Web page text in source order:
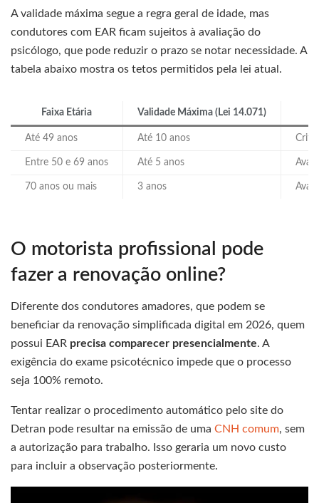
A validade máxima segue a regra geral de idade, mas
condutores com EAR ficam sujeitos à avaliação do
psicólogo, que pode reduzir o prazo se notar necessidade. A
tabela abaixo mostra os tetos permitidos pela lei atual.
Faixa Etária Validade Máxima (Lei 14.071)
Até 49 anos Até 10 anos
Entre 50 e 69 anos Até 5 anos
70 anos ou mais 3 anos
O motorista profissional pode
fazer a renovação online?
Diferente dos condutores amadores, que podem se
beneficiar da renovação simplificada digital em 2026, quem
possui EAR precisa comparecer presencialmente. A
exigência do exame psicotécnico impede que o processo
seja 100% remoto.
Tentar realizar o procedimento automático pelo site do
Detran pode resultar na emissão de uma CNH comum, sem
a autorização para trabalho. Isso geraria um novo custo
para incluir a observação posteriormente.